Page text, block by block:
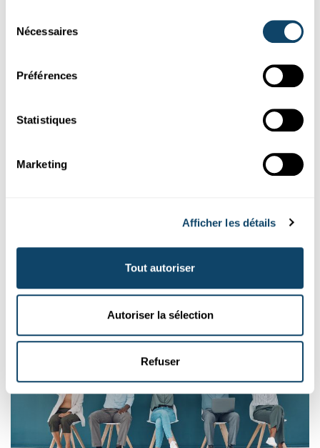
Nécessaires
Préférences
Statistiques
Marketing
Afficher les détails
Tout autoriser
Autoriser la sélection
Refuser
10 résultats captivants de la recherche au
comment surveiller au plus près les ressources en eau ? Voici les
C2DH,Chambre des Députés